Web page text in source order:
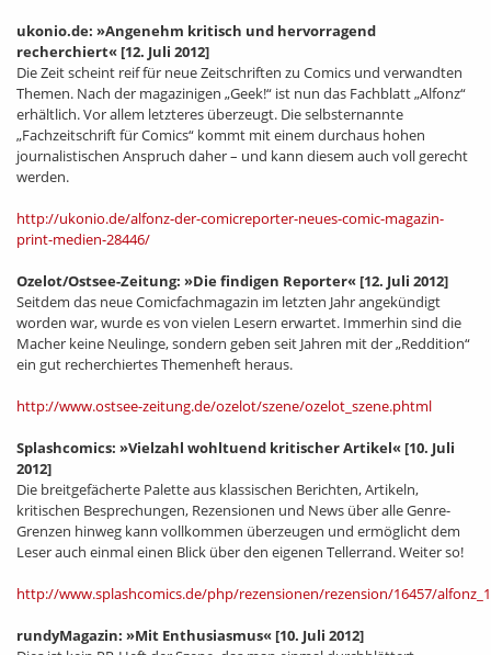
ukonio.de: »Angenehm kritisch und hervorragend
recherchiert« [12. Juli 2012]
Die Zeit scheint reif für neue Zeitschriften zu Comics und verwandten
Themen. Nach der magazinigen „Geek!“ ist nun das Fachblatt „Alfonz“
erhältlich. Vor allem letzteres überzeugt. Die selbsternannte
„Fachzeitschrift für Comics“ kommt mit einem durchaus hohen
journalistischen Anspruch daher – und kann diesem auch voll gerecht
werden.
http://ukonio.de/alfonz-der-comicreporter-neues-comic-magazin-
print-medien-28446/
Ozelot/Ostsee-Zeitung: »Die findigen Reporter« [12. Juli 2012]
Seitdem das neue Comicfachmagazin im letzten Jahr angekündigt
worden war, wurde es von vielen Lesern erwartet. Immerhin sind die
Macher keine Neulinge, sondern geben seit Jahren mit der „Reddition“
ein gut recherchiertes Themenheft heraus.
http://www.ostsee-zeitung.de/ozelot/szene/ozelot_szene.phtml
Splashcomics: »Vielzahl wohltuend kritischer Artikel« [10. Juli
2012]
Die breitgefächerte Palette aus klassischen Berichten, Artikeln,
kritischen Besprechungen, Rezensionen und News über alle Genre-
Grenzen hinweg kann vollkommen überzeugen und ermöglicht dem
Leser auch einmal einen Blick über den eigenen Tellerrand. Weiter so!
http://www.splashcomics.de/php/rezensionen/rezension/16457/
rundyMagazin: »Mit Enthusiasmus« [10. Juli 2012]